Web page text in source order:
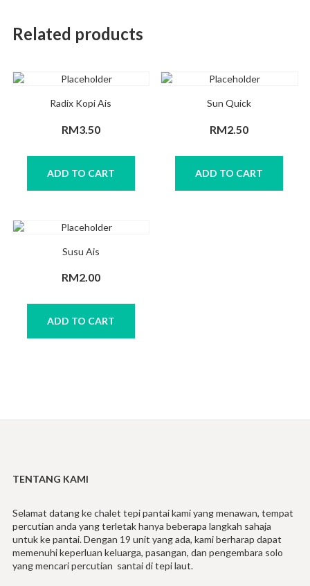
Related products
Radix Kopi Ais
RM3.50
ADD TO CART
Sun Quick
RM2.50
ADD TO CART
Susu Ais
RM2.00
ADD TO CART
TENTANG KAMI
Selamat datang ke chalet tepi pantai kami yang menawan, tempat
percutian anda yang terletak hanya beberapa langkah sahaja
untuk ke pantai. Dengan 19 unit yang ada, kami berharap dapat
memenuhi keperluan keluarga, pasangan, dan pengembara solo
yang mencari percutian santai di tepi laut.